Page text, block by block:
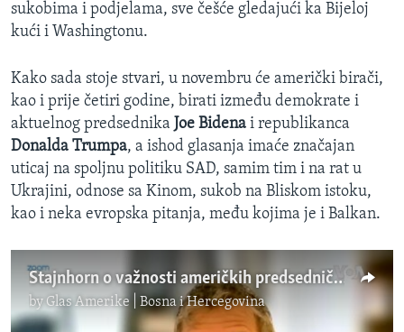
sukobima i podjelama, sve češće gledajući ka Bijeloj
kući i Washingtonu.
Kako sada stoje stvari, u novembru će američki birači,
kao i prije četiri godine, birati između demokrate i
aktuelnog predsednika Joe Bidena i republikanca
Donalda Trumpa, a ishod glasanja imaće značajan
uticaj na spoljnu politiku SAD, samim tim i na rat u
Ukrajini, odnose sa Kinom, sukob na Bliskom istoku,
kao i neka evropska pitanja, među kojima je i Balkan.
Stajnhorn o važnosti američkih predsedničkih izbora za ostatak sveta
by Glas Amerike | Bosna i Hercegovina